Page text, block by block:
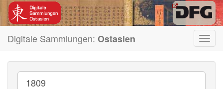
Digitale Sammlungen: Ostasien